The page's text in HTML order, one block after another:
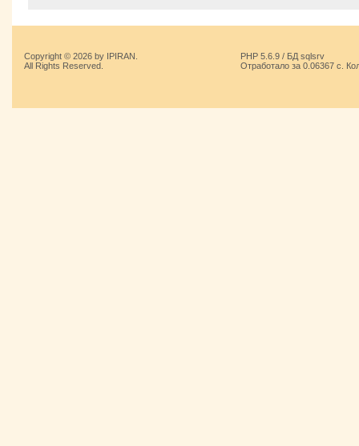
Copyright © 2026 by IPIRAN.
All Rights Reserved.
PHP 5.6.9 / БД sqlsrv
Отработало за 0.06367 с.